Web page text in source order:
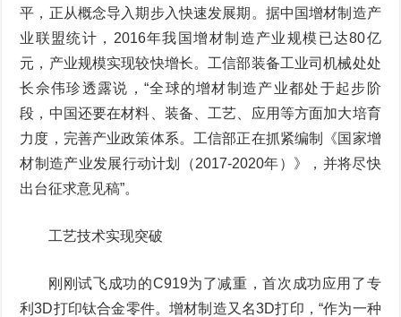
平，正从概念导入期步入快速发展期。据中国增材制造产
业联盟统计，2016年我国增材制造产业规模已达80亿
元，产业规模实现较快增长。工信部装备工业司机械处处
长佘伟珍透露说，“全球的增材制造产业都处于起步阶
段，中国还要在材料、装备、工艺、应用等方面加大培育
力度，完善产业政策体系。工信部正在抓紧编制《国家增
材制造产业发展行动计划（2017-2020年）》，并将尽快
出台征求意见稿”。
工艺技术实现突破
刚刚试飞成功的C919为了减重，首次成功应用了专
利3D打印钛合金零件。增材制造又名3D打印，“作为一种